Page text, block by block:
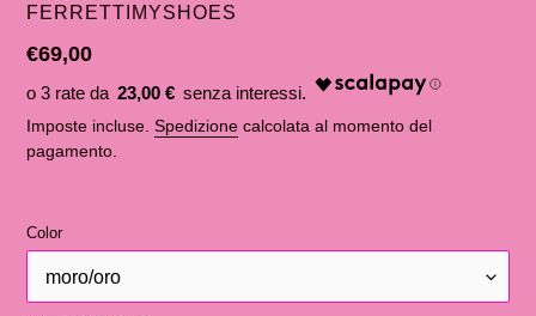
VENDITORE
FERRETTIMYSHOES
Prezzo
di
listino
€69,00
23,00 €
Imposte incluse. Spedizione calcolata al momento del
pagamento.
Color